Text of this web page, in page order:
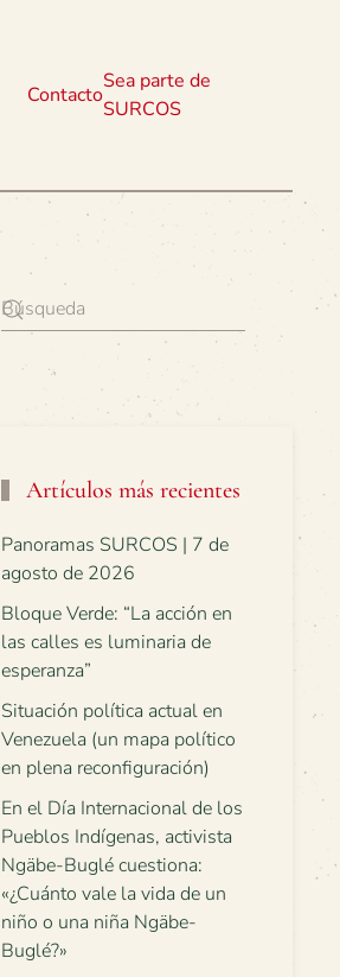
Contacto
Sea parte de
SURCOS
Artículos más recientes
Panoramas SURCOS | 7 de
agosto de 2026
Bloque Verde: “La acción en
las calles es luminaria de
esperanza”
Situación política actual en
Venezuela (un mapa político
en plena reconfiguración)
En el Día Internacional de los
Pueblos Indígenas, activista
Ngäbe-Buglé cuestiona:
«¿Cuánto vale la vida de un
niño o una niña Ngäbe-
Buglé?»